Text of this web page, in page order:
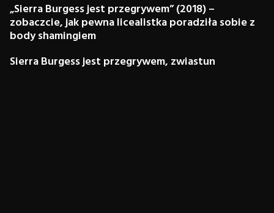
„Sierra Burgess jest przegrywem” (2018) –
zobaczcie, jak pewna licealistka poradziła sobie z
body shamingiem
Sierra Burgess jest przegrywem, zwiastun